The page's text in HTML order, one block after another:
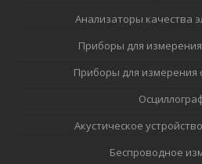
Анализаторы качества
Приборы для
Приборы для измерения
Акустическое
Беспроводное